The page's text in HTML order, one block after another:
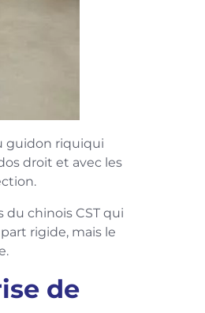
guidon riquiqui
droit et avec les
du chinois CST qui
rigide, mais le
de